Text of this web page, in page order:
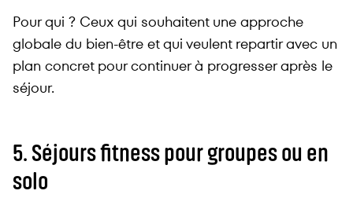
Pour qui ? Ceux qui souhaitent une approche
globale du bien-être et qui veulent repartir avec un
plan concret pour continuer à progresser après le
séjour.
5. Séjours fitness pour groupes ou en
solo